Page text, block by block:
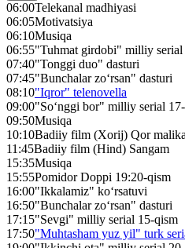
06:00Telekanal madhiyasi
06:05Motivatsiya
06:10Musiqa
06:55"Tuhmat girdobi" milliy serial
07:40"Tonggi duo" dasturi
07:45"Bunchalar zo‘rsan" dasturi
08:10"Iqror" telenovella
09:00"So‘nggi bor" milliy serial
09:50Musiqa
10:10Badiiy film (Xorij) Qor
11:45Badiiy film (Hind) Sangam
15:35Musiqa
15:55Pomidor Doppi 19:20-qism
16:00"Ikkalamiz" ko‘rsatuvi
16:50"Bunchalar zo‘rsan" dasturi
17:15"Sevgi" milliy serial 15-qism
17:50"Muhtasham yuz yil" turk